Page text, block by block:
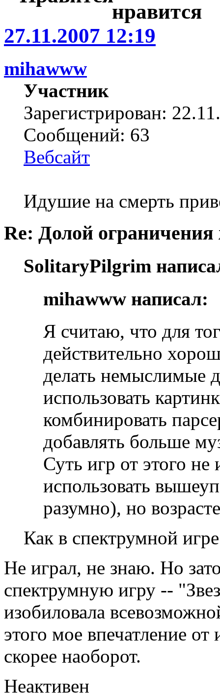
27.11.2007 12:19
mihawww
Участник
Зарегистрирован:
Сообщений: 63
Вебсайт
Идушие на смерть
Re: Долой
SolitaryPilgrim
mihawww написал:
Я считаю, что для
действительно
делать немыслимые
использовать
комбинировать
добавлять больше
Суть игр от этого не
использовать
разумно), но
Как в спектрумной
Не играл, не знаю. Но
спектрумную игру --
изобиловала
этого мое впечатление
скорее наоборот.
Неактивен